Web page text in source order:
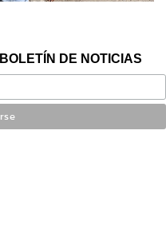
DE NOTICIAS